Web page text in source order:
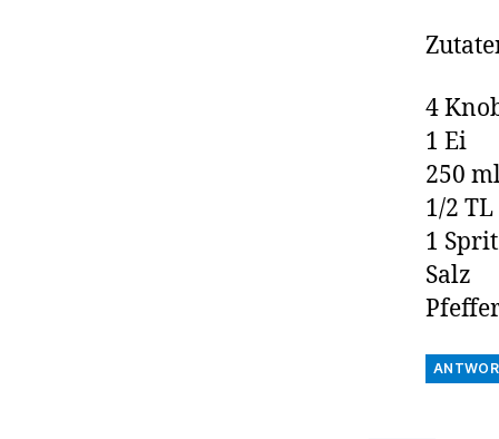
4
1 Ei
250
1/2
1
Salz